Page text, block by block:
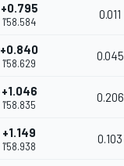
+0.795
1'58.584
0.011
+0.840
1'58.629
0.045
+1.046
1'58.835
0.206
+1.149
1'58.938
0.103